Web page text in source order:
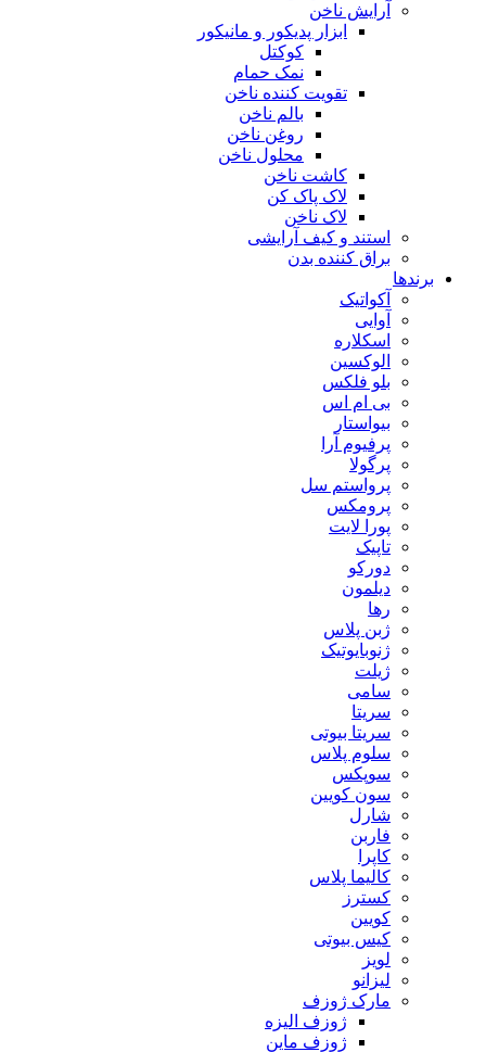
آرایش ناخن
ابزار پدیکور و مانیکور
کوکتل
نمک حمام
تقویت کننده ناخن
بالم ناخن
روغن ناخن
محلول ناخن
کاشت ناخن
لاک پاک کن
لاک ناخن
استند و کیف آرایشی
براق کننده بدن
برندها
آکواتیک
آوایی
اسکلاره
الوکسین
بلو فلکس
بی ام اس
بیواستار
پرفیوم آرا
پرگولا
پرواستم سل
پرومکس
پورا لایت
تاپیک
دورکو
دیلمون
رها
ژبن پلاس
ژنوبایوتیک
ژیلت
سامی
سریتا
سریتا بیوتی
سلوم پلاس
سوپکس
سون کویین
شارل
فاربن
کاپرا
کالیما پلاس
کسترز
کویین
کیس بیوتی
لویز
لیزانو
مارک ژوزف
ژوزف الیزه
ژوزف ماین